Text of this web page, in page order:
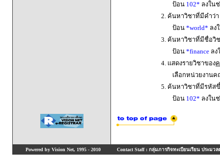
ป้อน 102* ลงใน
2. ค้นหาวิชาที่มีคำว่า
ป้อน *world* ลง
3. ค้นหาวิชาที่มีชื่อวิ
ป้อน *finance ลง
4. แสดงรายวิชาของ
เลือกหน่วยงาน
5. ค้นหาวิชาที่มีรหัส
ป้อน 102* ลงใน
Powered by Vision Net, 1995 - 2010 Contact Staff : กลุ่มภารกิจทะเบียนเรียน ประมวล